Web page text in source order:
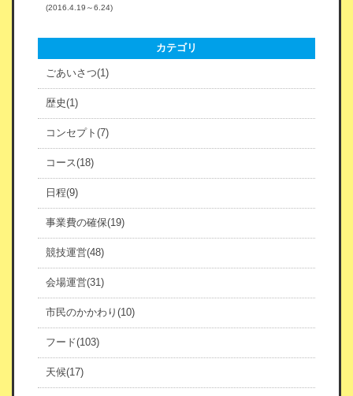
(2016.4.19～6.24)
カテゴリ
ごあいさつ(1)
歴史(1)
コンセプト(7)
コース(18)
日程(9)
事業費の確保(19)
競技運営(48)
会場運営(31)
市民のかかわり(10)
フード(103)
天候(17)